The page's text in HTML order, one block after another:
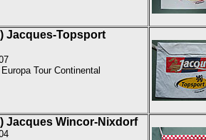
Jacques-Topsport
Tour Continental
Jacques Wincor-Nixdorf